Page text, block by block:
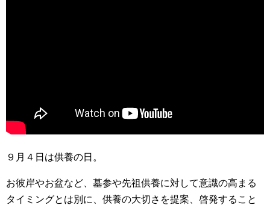
９月４日は供養の日。
お彼岸やお盆など、墓参や先祖供養に対して意識の高まる
タイミングとは別に、供養の大切さを提案、啓発すること